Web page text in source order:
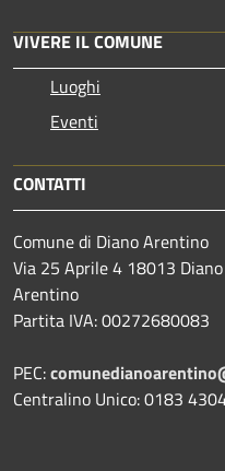
VIVERE IL COMUNE
Luoghi
Eventi
CONTATTI
Comune di Diano Arentino
Via 25 Aprile 4 18013
Arentino
Partita IVA: 00272680083
PEC:
Centralino Unico: 0183